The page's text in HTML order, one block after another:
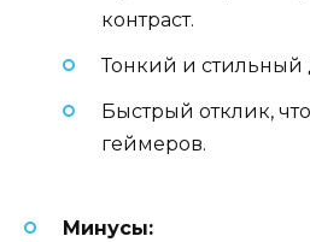
контраст.
Тонкий и стильный
Быстрый отклик,
геймеров.
Минусы: